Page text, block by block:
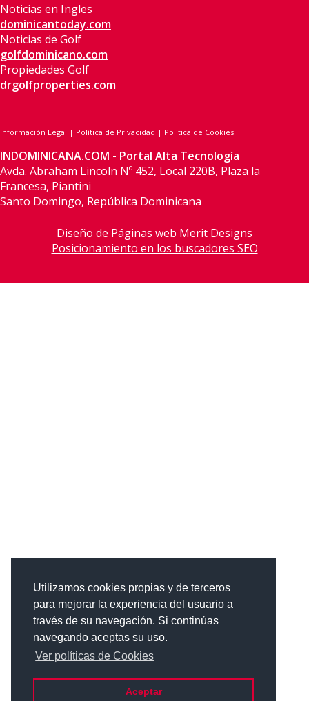
Utilizamos cookies propias y de terceros
para mejorar la experiencia del usuario a
través de su navegación. Si continúas
navegando aceptas su uso.
Ver políticas de Cookies
Aceptar
Noticias en Ingles
dominicantoday.com
Noticias de Golf
golfdominicano.com
Propiedades Golf
drgolfproperties.com
Información Legal | Política de Privacidad | Política de Cookies
INDOMINICANA.COM - Portal Alta Tecnología
Avda. Abraham Lincoln Nº 452, Local 220B, Plaza la
Francesa, Piantini
Santo Domingo, República Dominicana
Diseño de Páginas web Merit Designs
Posicionamiento en los buscadores SEO